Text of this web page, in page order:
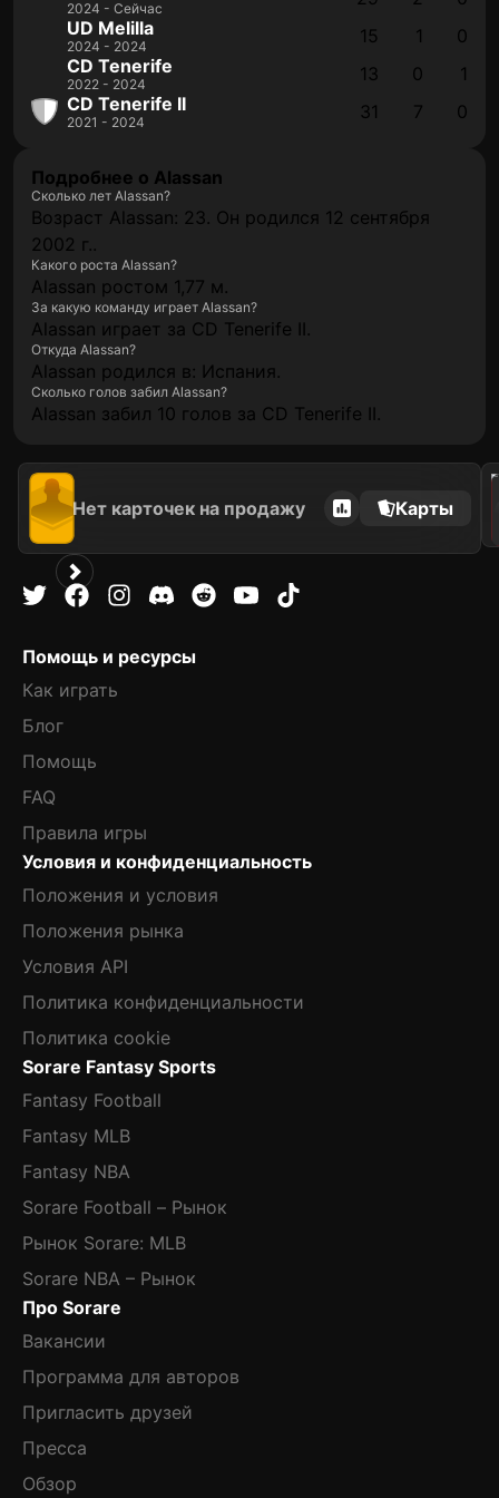
2024 - Сейчас
UD Melilla
2024 - 2024 15 1
0
CD Tenerife
2022 - 2024 13 0
1
CD Tenerife II
2021 - 2024 31 7 0
Подробнее о Alassan
Сколько лет Alassan?
Возраст Alassan: 23. Он родился 12 сентября
2002 г..
Какого роста Alassan?
Alassan ростом 1,77 м.
За какую команду играет Alassan?
Alassan играет за CD Tenerife II.
Откуда Alassan?
Alassan родился в: Испания.
Сколько голов забил Alassan?
Alassan забил 10 голов за CD Tenerife II.
Нет карточек на продажу Карты
2022
Помощь и ресурсы
Как играть
Блог
Помощь
FAQ
Правила игры
Условия и конфиденциальность
Положения и условия
Положения рынка
Условия API
Политика конфиденциальности
Политика cookie
Sorare Fantasy Sports
Fantasy Football
Fantasy MLB
Fantasy NBA
Sorare Football – Рынок
Рынок Sorare: MLB
Sorare NBA – Рынок
Про Sorare
Вакансии
Программа для авторов
Пригласить друзей
Пресса
Обзор